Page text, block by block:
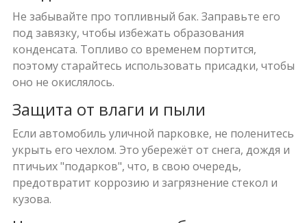
Не забывайте про топливный бак. Заправьте его
под завязку, чтобы избежать образования
конденсата. Топливо со временем портится,
поэтому старайтесь использовать присадки, чтобы
оно не окислялось.
Защита от влаги и пыли
Если автомобиль уличной парковке, не поленитесь
укрыть его чехлом. Это убережёт от снега, дождя и
птичьих "подарков", что, в свою очередь,
предотвратит коррозию и загрязнение стекол и
кузова.